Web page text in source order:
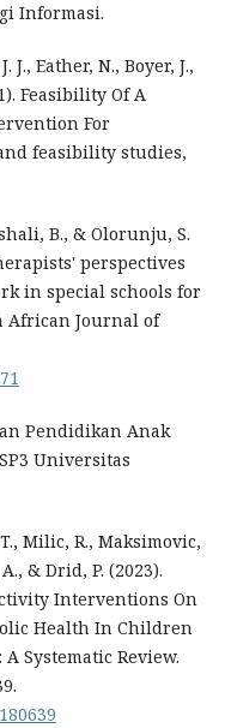
Informasi.
J., Eather, N., Boyer, J.,
Feasibility Of A
For
feasibility studies,
B., & Olorunju, S.
perspectives
in special schools for
African Journal of
Pendidikan Anak
Universitas
Milic, R., Maksimovic,
& Drid, P. (2023).
Interventions On
Health In Children
Systematic Review.